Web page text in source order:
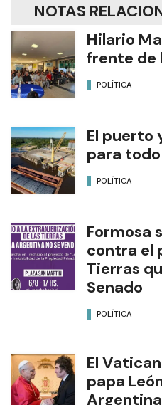
NOTAS
Hilario
frente de
POLÍTICA
El puerto
para
POLÍTICA
Formosa
contra el
Tierras
Senado
POLÍTICA
El
papa
Argentina